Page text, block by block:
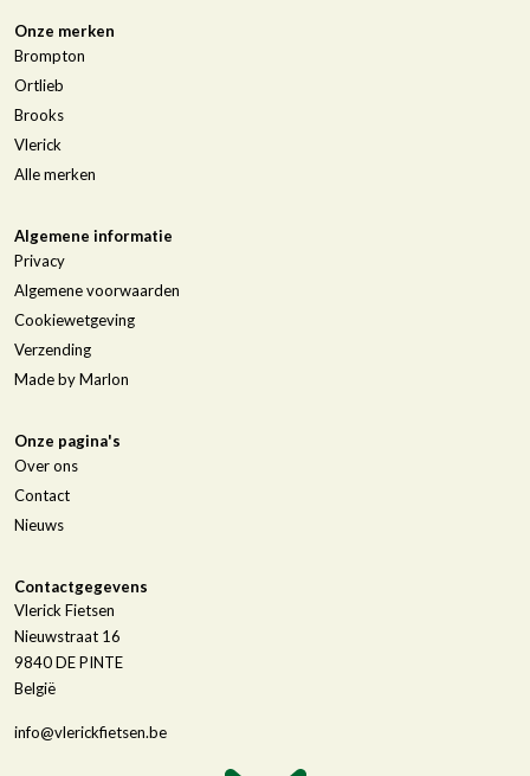
Onze merken
Brompton
Ortlieb
Brooks
Vlerick
Alle merken
Algemene informatie
Privacy
Algemene voorwaarden
Cookiewetgeving
Verzending
Made by Marlon
Onze pagina's
Over ons
Contact
Nieuws
Contactgegevens
Vlerick Fietsen
Nieuwstraat 16
9840DE PINTE
België
info@vlerickfietsen.be